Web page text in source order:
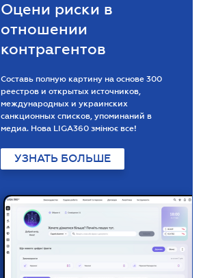
Оцени риски в
отношении
контрагентов
Составь полную картину на основе 300
реестров и открытых источников,
международных и украинских
санкционных списков, упоминаний в
медиа. Нова LIGA360 змінює все!
УЗНАТЬ БОЛЬШЕ